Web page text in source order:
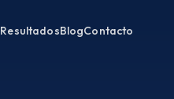
ResultadosBlogContacto